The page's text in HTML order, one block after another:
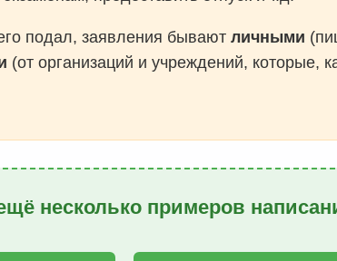
подал, заявления бывают личными
(от организаций и учреждений, которые,
несколько примеров